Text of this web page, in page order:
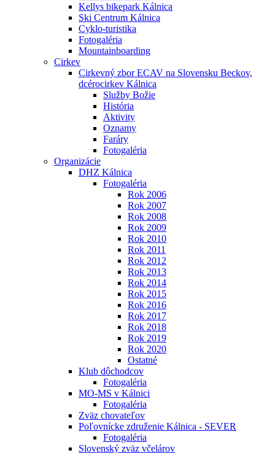
Kellys bikepark Kálnica
Ski Centrum Kálnica
Cyklo-turistika
Fotogaléria
Mountainboarding
Cirkev
Cirkevný zbor ECAV na Slovensku Beckov,
dcérocirkev Kálnica
Služby Božie
História
Aktivity
Oznamy
Faráry
Fotogaléria
Organizácie
DHZ Kálnica
Fotogaléria
Rok 2006
Rok 2007
Rok 2008
Rok 2009
Rok 2010
Rok 2011
Rok 2012
Rok 2013
Rok 2014
Rok 2015
Rok 2016
Rok 2017
Rok 2018
Rok 2019
Rok 2020
Ostatné
Klub dôchodcov
Fotogaléria
MO-MS v Kálnici
Fotogaléria
Zväz chovateľov
Poľovnícke združenie Kálnica - SEVER
Fotogaléria
Slovenský zväz včelárov